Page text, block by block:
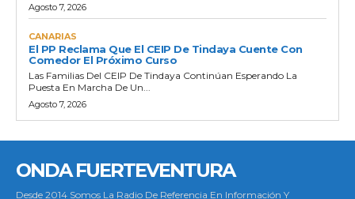
Agosto 7, 2026
CANARIAS
El PP Reclama Que El CEIP De Tindaya Cuente Con
Comedor El Próximo Curso
Las Familias Del CEIP De Tindaya Continúan Esperando La
Puesta En Marcha De Un...
Agosto 7, 2026
ONDA FUERTEVENTURA
Desde 2014 Somos La Radio De Referencia En Información Y